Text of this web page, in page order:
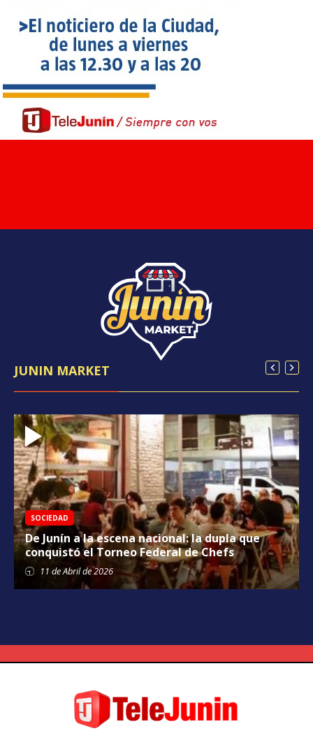
JUNIN MARKET
SOCIEDAD
De Junín a la escena nacional: la dupla que
conquistó el Torneo Federal de Chefs
11 deAbrilde 2026